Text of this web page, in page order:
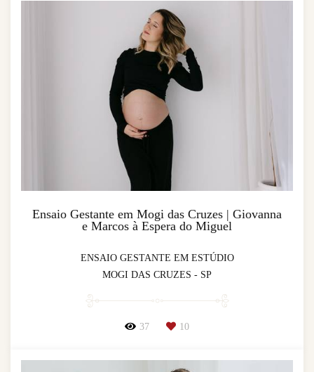
Ensaio Gestante em Mogi das Cruzes | Giovanna
e Marcos à Espera do Miguel
ENSAIO GESTANTE EM ESTÚDIO
MOGI DAS CRUZES - SP
37 10